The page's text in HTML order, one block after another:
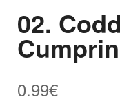
02.
0.99€